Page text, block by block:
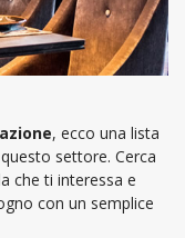
, ecco una lista
settore. Cerca
che ti interessa e
con un semplice